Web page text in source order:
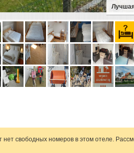
нет свободных номеров в этом отеле.